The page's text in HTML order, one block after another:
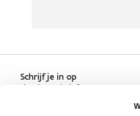
Schrijf je in op
de nieuwsbrief